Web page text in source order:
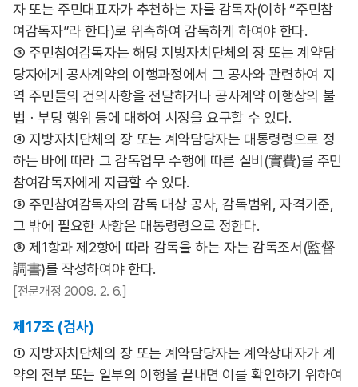
자 또는 주민대표자가 추천하는 자를 감독자(이하 “주민참
여감독자”라 한다)로 위촉하여 감독하게 하여야 한다.
③ 주민참여감독자는 해당 지방자치단체의 장 또는 계약담
당자에게 공사계약의 이행과정에서 그 공사와 관련하여 지
역 주민들의 건의사항을 전달하거나 공사계약 이행상의 불
법ㆍ부당 행위 등에 대하여 시정을 요구할 수 있다.
④ 지방자치단체의 장 또는 계약담당자는 대통령령으로 정
하는 바에 따라 그 감독업무 수행에 따른 실비(實費)를 주민
참여감독자에게 지급할 수 있다.
⑤ 주민참여감독자의 감독 대상 공사, 감독범위, 자격기준,
그 밖에 필요한 사항은 대통령령으로 정한다.
⑥ 제1항과 제2항에 따라 감독을 하는 자는 감독조서(監督
調書)를 작성하여야 한다.
[전문개정 2009. 2. 6.]
제17조 (검사)
① 지방자치단체의 장 또는 계약담당자는 계약상대자가 계
약의 전부 또는 일부의 이행을 끝내면 이를 확인하기 위하여